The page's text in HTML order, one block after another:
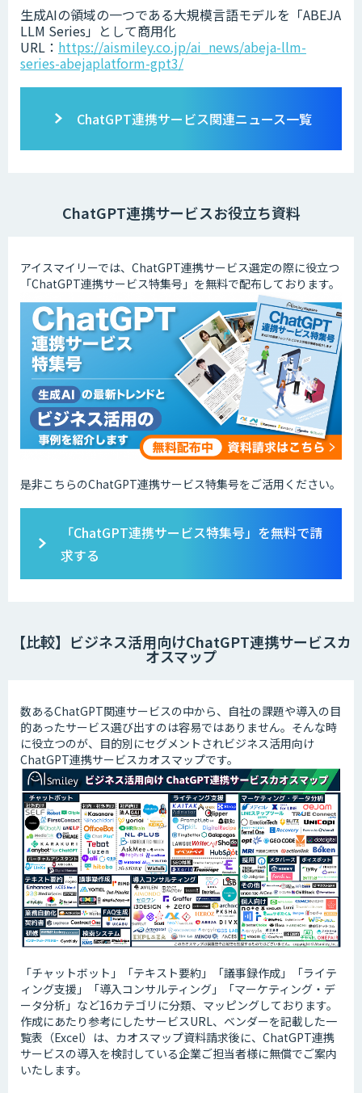
生成AIの領域の一つである大規模言語モデルを「ABEJA
LLM Series」として商用化
URL： https://aismiley.co.jp/ai_news/abeja-llm-
series-abejaplatform-gpt3/
ChatGPT連携サービス関連ニュース一覧
ChatGPT連携サービスお役立ち資料
アイスマイリーでは、ChatGPT連携サービス選定の際に役立つ
「ChatGPT連携サービス特集号」を無料で配布しております。
是非こちらのChatGPT連携サービス特集号をご活用ください。
「ChatGPT連携サービス特集号」を無料で請
求する
【比較】ビジネス活用向けChatGPT連携サービスカ
オスマップ
数あるChatGPT関連サービスの中から、自社の課題や導入の目
的あったサービス選び出すのは容易ではありません。そんな時
に役立つのが、目的別にセグメントされビジネス活用向け
ChatGPT連携サービスカオスマップです。
「チャットボット」「テキスト要約」「議事録作成」「ライテ
ィング支援」「導入コンサルティング」「マーケティング・デ
ータ分析」など16カテゴリに分類、マッピングしております。
作成にあたり参考にしたサービスURL、ベンダーを記載した一
覧表（Excel）は、カオスマップ資料請求後に、ChatGPT連携
サービスの導入を検討している企業ご担当者様に無償でご案内
いたします。